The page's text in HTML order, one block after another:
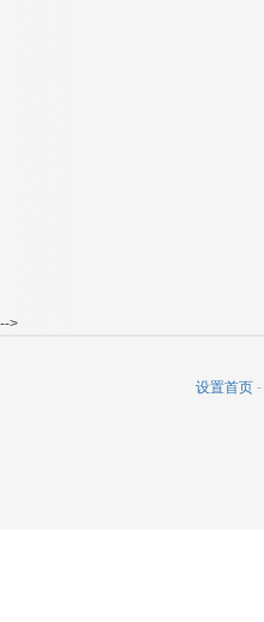
-->
设置首页 -